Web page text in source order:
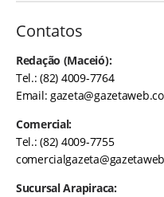
Contatos
Redação (Maceió):
Tel.: (82) 4009-7764
Email:
Comercial:
Tel.: (82) 4009-7755
Sucursal Arapiraca: